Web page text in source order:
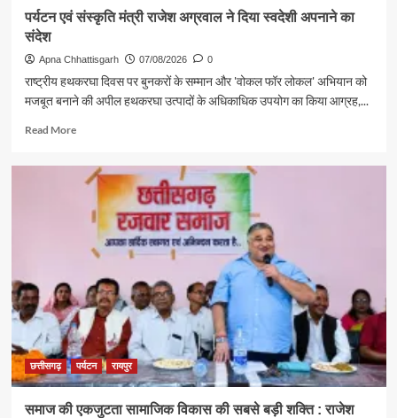
पर्यटन एवं संस्कृति मंत्री राजेश अग्रवाल ने दिया स्वदेशी अपनाने का
संदेश
Apna Chhattisgarh 07/08/2026 0
राष्ट्रीय हथकरघा दिवस पर बुनकरों के सम्मान और 'वोकल फॉर लोकल' अभियान को
मजबूत बनाने की अपील हथकरघा उत्पादों के अधिकाधिक उपयोग का किया आग्रह,...
Read MoreRead
पर्यटन
संस्कृति
राजेश
अग्रवाल
दिया
स्वदेशी
अपनाने
का
संदेश
छत्तीसगढ़ पर्यटन रायपुर
समाज की एकजुटता सामाजिक विकास की सबसे बड़ी शक्ति : राजेश